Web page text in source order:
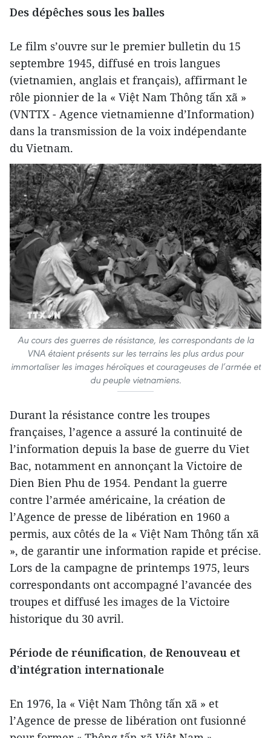
Des dépêches sous les balles
Le film s’ouvre sur le premier bulletin du 15
septembre 1945, diffusé en trois langues
(vietnamien, anglais et français), affirmant le
rôle pionnier de la « Việt Nam Thông tấn xã »
(VNTTX - Agence vietnamienne d’Information)
dans la transmission de la voix indépendante
du Vietnam.
Au cours des guerres de résistance, les correspondants de la
VNA étaient présents sur les terrains les plus ardus pour
immortaliser les images héroïques et courageuses de l’armée et
du peuple vietnamiens.
Durant la résistance contre les troupes
françaises, l’agence a assuré la continuité de
l’information depuis la base de guerre du Viet
Bac, notamment en annonçant la Victoire de
Dien Bien Phu de 1954. Pendant la guerre
contre l’armée américaine, la création de
l’Agence de presse de libération en 1960 a
permis, aux côtés de la « Việt Nam Thông tấn xã
», de garantir une information rapide et précise.
Lors de la campagne de printemps 1975, leurs
correspondants ont accompagné l’avancée des
troupes et diffusé les images de la Victoire
historique du 30 avril.
Période de réunification, de Renouveau et
d’intégration internationale
En 1976, la « Việt Nam Thông tấn xã » et
l’Agence de presse de libération ont fusionné